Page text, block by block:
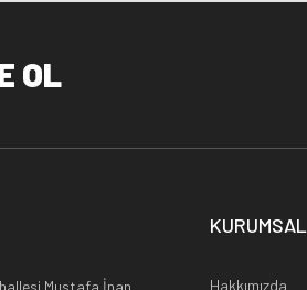
OL
KURUMSAL
Hakkımızda